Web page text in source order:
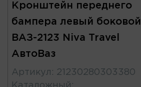
Кронштейн переднего
бампера левый боковой
ВАЗ-2123 Niva Travel
АвтоВаз
Артикул : 21230280303380